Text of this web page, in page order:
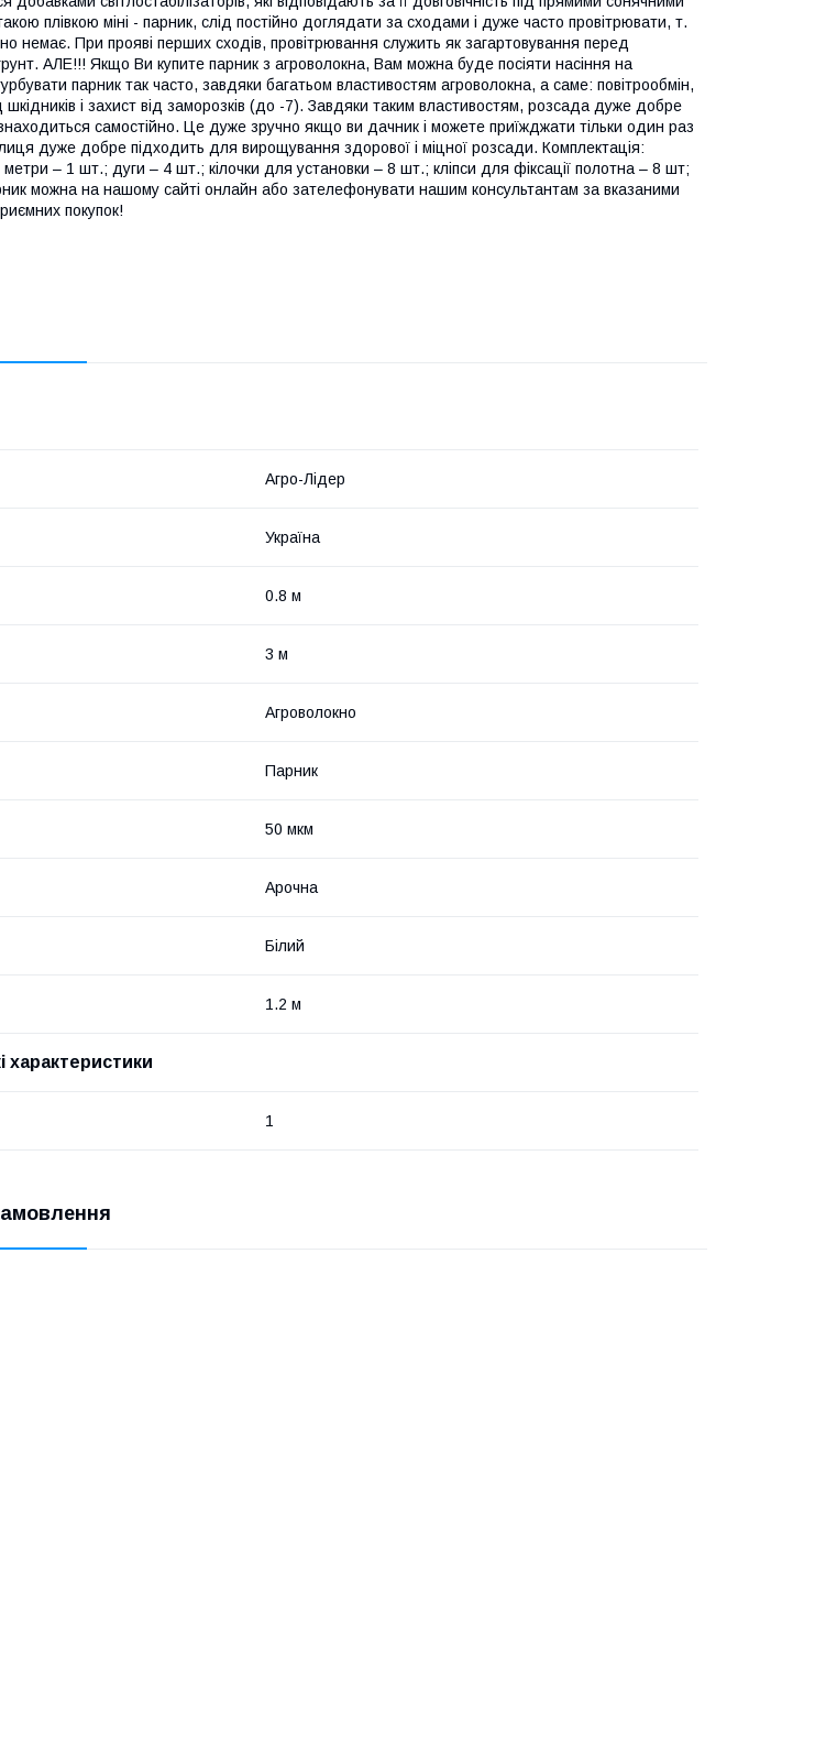
плівкою міні - парник, слід постійно доглядати за сходами і дуже часто провітрювати, т.
немає. При прояві перших сходів, провітрювання служить як загартовування перед
АЛЕ!!! Якщо Ви купите парник з агроволокна, Вам можна буде посіяти насіння на
парник так часто, завдяки багатьом властивостям агроволокна, а саме: повітрообмін,
шкідників і захист від заморозків (до -7). Завдяки таким властивостям, розсада дуже добре
самостійно. Це дуже зручно якщо ви дачник і можете приїжджати тільки один раз
дуже добре підходить для вирощування здорової і міцної розсади. Комплектація:
– 1 шт.; дуги – 4 шт.; кілочки для установки – 8 шт.; кліпси для фіксації полотна – 8 шт;
можна на нашому сайті онлайн або зателефонувати нашим консультантам за вказаними
покупок!
Агро-Лідер
Україна
0.8 м
3 м
Агроволокно
Парник
50 мкм
Арочна
Білий
1.2 м
характеристики
1